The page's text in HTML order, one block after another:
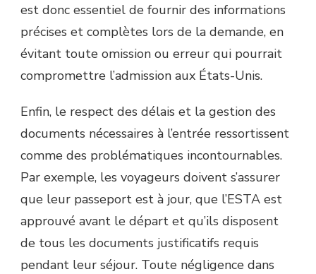
est donc essentiel de fournir des informations
précises et complètes lors de la demande, en
évitant toute omission ou erreur qui pourrait
compromettre l’admission aux États-Unis.
Enfin, le respect des délais et la gestion des
documents nécessaires à l’entrée ressortissent
comme des problématiques incontournables.
Par exemple, les voyageurs doivent s’assurer
que leur passeport est à jour, que l’ESTA est
approuvé avant le départ et qu’ils disposent
de tous les documents justificatifs requis
pendant leur séjour. Toute négligence dans